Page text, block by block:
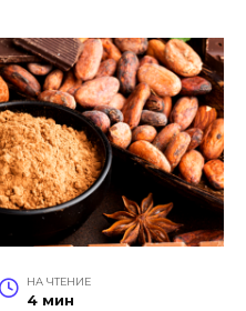
НА ЧТЕНИЕ
4 мин